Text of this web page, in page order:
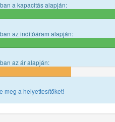
a kapacitás alapján:
az indítóáram alapján:
az ár alapján:
meg a helyettesítőket!